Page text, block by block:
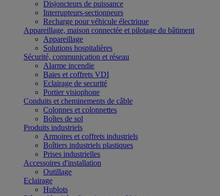
Disjoncteurs de puissance
Interrupteurs-sectionneurs
Recharge pour véhicule électrique
Appareillage, maison connectée et pilotage du bâtiment
Appareillage
Solutions hospitalières
Sécurité, communication et réseau
Alarme incendie
Baies et coffrets VDI
Eclairage de securité
Portier visiophone
Conduits et cheminements de câble
Colonnes et colonnettes
Boîtes de sol
Produits industriels
Armoires et coffrets industriels
Boîtiers industriels plastiques
Prises industrielles
Accessoires d'installation
Outillage
Eclairage
Hublots